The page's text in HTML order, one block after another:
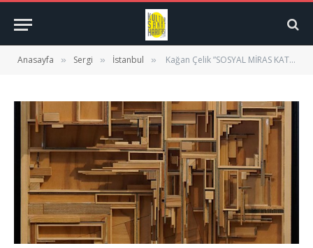
Anasayfa » Sergi » İstanbul » Kağan Çelik ”SOSYAL MİRAS KATMANYA” adlı sergisiyle Tarık Zefer Tunaya Kültür Merkezi’nde…